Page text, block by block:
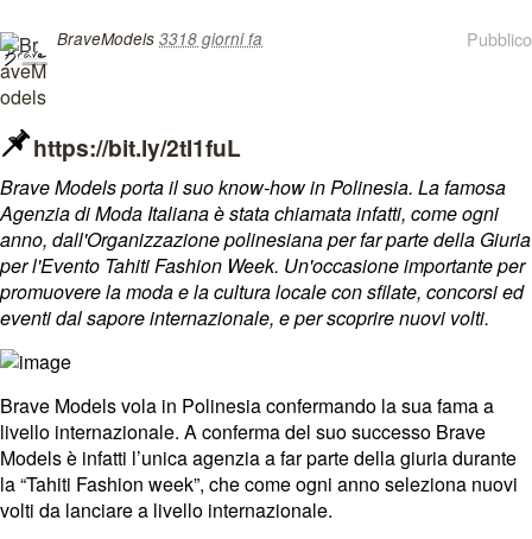
Pubblico
BraveModels 3318 giorni fa
https://bit.ly/2tI1fuL
Brave Modelsporta il suo know-how in Polinesia. La famosa
Agenzia di Moda Italiana è stata chiamata infatti, come ogni
anno, dall'Organizzazione polinesiana per far parte della Giuria
per l'Evento Tahiti Fashion Week. Un'occasione importante per
promuovere la moda e la cultura locale con sfilate, concorsi ed
eventi dal sapore internazionale, e per scoprire nuovi volti.
Brave Modelsvola in Polinesia confermando la sua fama a
livello internazionale. A conferma del suo successo Brave
Modelsè infatti l’unica agenzia a far parte della giuria durante
la “Tahiti Fashion week”, che come ogni anno seleziona nuovi
volti da lanciare a livello internazionale.